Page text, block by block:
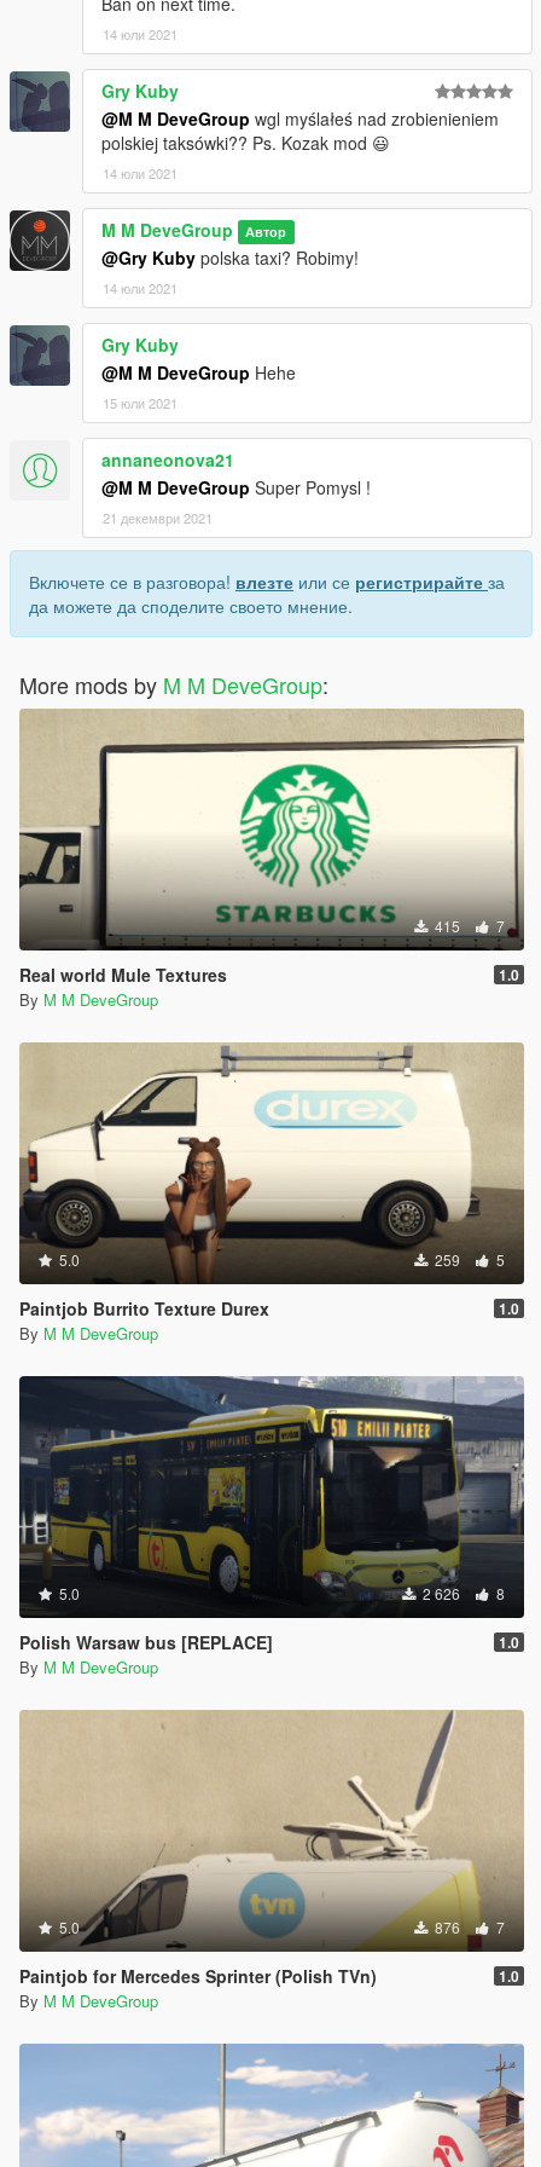
14 юли 2021
Gry Kuby
@M M DeveGroup wgl myślałeś nad zrobienieniem
polskiej taksówki?? Ps. Kozak mod 😃
14 юли 2021
M M DeveGroup Автор
@Gry Kuby polska taxi? Robimy!
14 юли 2021
Gry Kuby
@M M DeveGroup Hehe
15 юли 2021
annaneonova21
@M M DeveGroup Super Pomysl !
21 декември 2021
Включете се в разговора! влезте или се регистрирайте за
да можете да споделите своето мнение.
More mods by M M DeveGroup:
415 7
Real world Mule Textures 1.0
By M M DeveGroup
5.0 259 5
Paintjob Burrito Texture Durex 1.0
By M M DeveGroup
5.0 2 626 8
Polish Warsaw bus [REPLACE] 1.0
By M M DeveGroup
5.0 876 7
Paintjob for Mercedes Sprinter (Polish TVn) 1.0
By M M DeveGroup